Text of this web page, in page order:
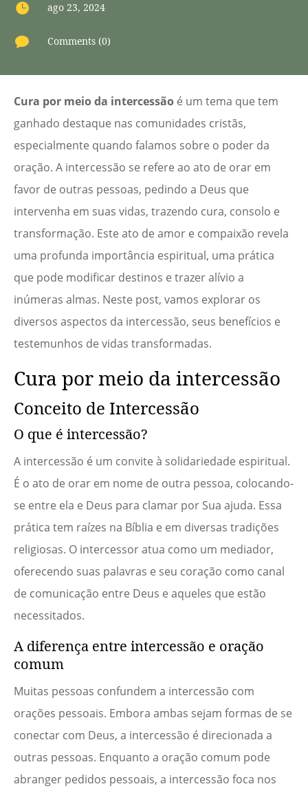
 ago 23, 2024
 Comments (0)
Cura por meio da intercessão é um tema que tem
ganhado destaque nas comunidades cristãs,
especialmente quando falamos sobre o poder da
oração. A intercessão se refere ao ato de orar em
favor de outras pessoas, pedindo a Deus que
intervenha em suas vidas, trazendo cura, consolo e
transformação. Este ato de amor e compaixão revela
uma profunda importância espiritual, uma prática
que pode modificar destinos e trazer alívio a
inúmeras almas. Neste post, vamos explorar os
diversos aspectos da intercessão, seus benefícios e
testemunhos de vidas transformadas.
Cura por meio da intercessão
Conceito de Intercessão
O que é intercessão?
A intercessão é um convite à solidariedade espiritual.
É o ato de orar em nome de outra pessoa, colocando-
se entre ela e Deus para clamar por Sua ajuda. Essa
prática tem raízes na Bíblia e em diversas tradições
religiosas. O intercessor atua como um mediador,
oferecendo suas palavras e seu coração como canal
de comunicação entre Deus e aqueles que estão
necessitados.
A diferença entre intercessão e oração
comum
Muitas pessoas confundem a intercessão com
orações pessoais. Embora ambas sejam formas de se
conectar com Deus, a intercessão é direcionada a
outras pessoas. Enquanto a oração comum pode
abranger pedidos pessoais, a intercessão foca nos